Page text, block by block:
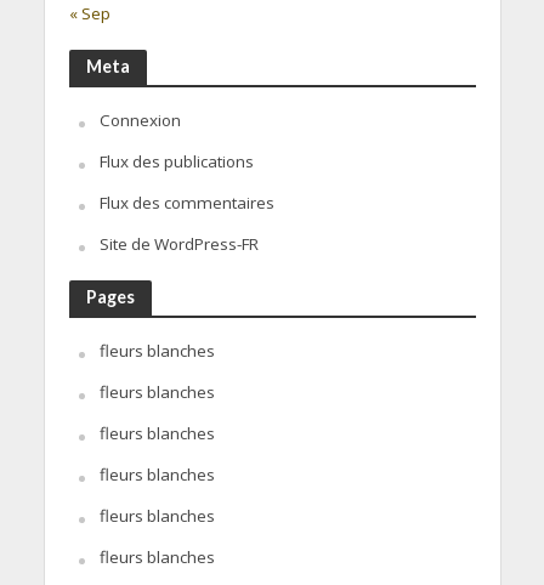
« Sep
Meta
Connexion
Flux des publications
Flux des commentaires
Site de WordPress-FR
Pages
fleurs blanches
fleurs blanches
fleurs blanches
fleurs blanches
fleurs blanches
fleurs blanches